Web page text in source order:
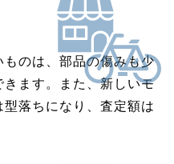
のは、部品の傷みも少
ます。また、新しいモ
落ちになり、査定額は